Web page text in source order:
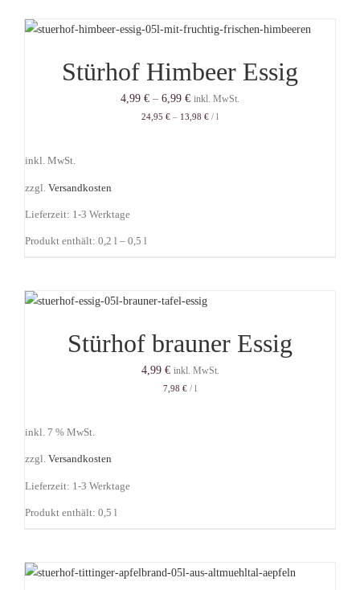
Stürhof Himbeer Essig
4,99 € – 6,99 € inkl. MwSt.
24,95 € – 13,98 € / l
inkl. MwSt.
zzgl. Versandkosten
Lieferzeit: 1-3 Werktage
Produkt enthält: 0,2 l – 0,5 l
Stürhof brauner Essig
4,99 € inkl. MwSt.
7,98 € / l
inkl. 7 % MwSt.
zzgl. Versandkosten
Lieferzeit: 1-3 Werktage
Produkt enthält: 0,5 l